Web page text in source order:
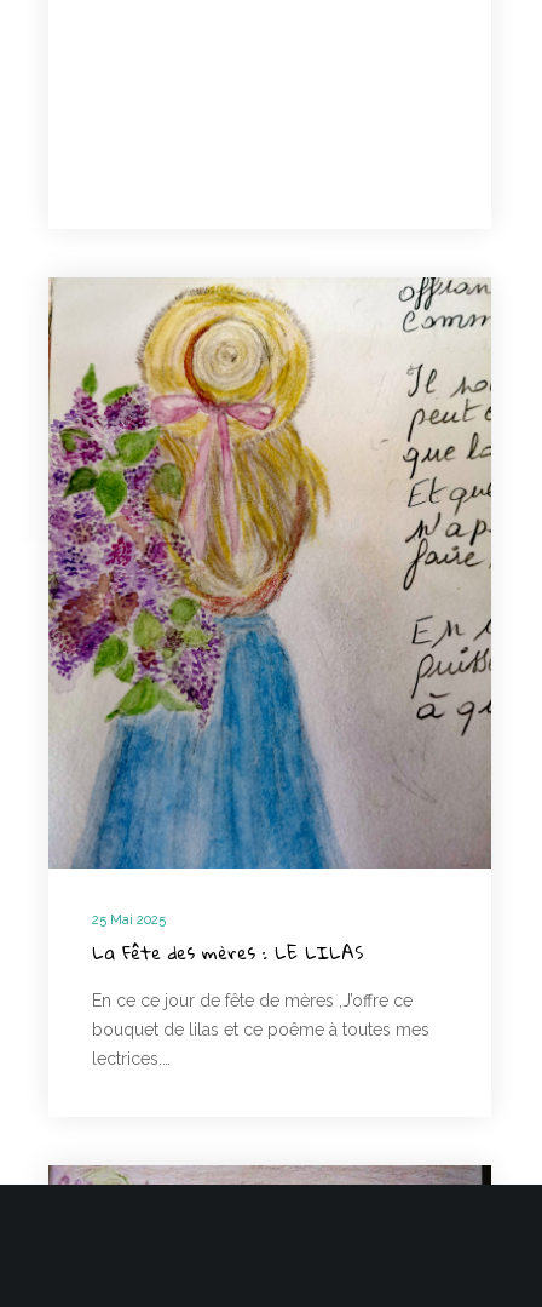
25 Mai 2025
La Fête des mères : LE LILAS
En ce ce jour de fête de mères ,J’offre ce
bouquet de lilas et ce poême à toutes mes
lectrices.…